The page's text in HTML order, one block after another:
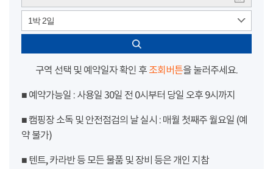
1박 2일
구역 선택 및 예약일자 확인 후 조회버튼을 눌러주세요.
■ 예약가능일 : 사용일 30일 전 0시부터 당일 오후 9시까지
■ 캠핑장 소독 및 안전점검의 날 실시 : 매월 첫째주 월요일 (예
약 불가)
■ 텐트, 카라반 등 모든 물품 및 장비 등은 개인 지참